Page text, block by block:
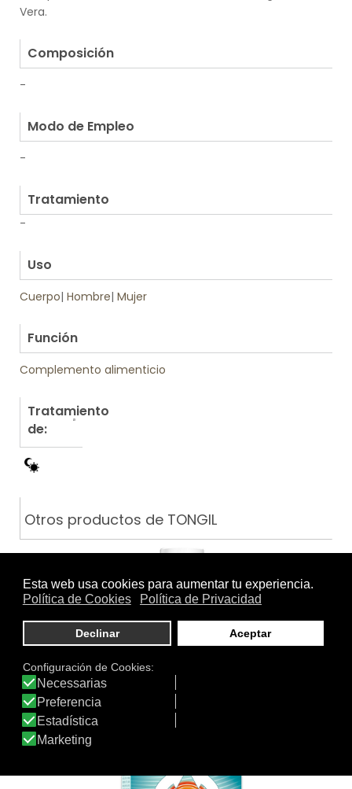
Vera.
Composición
-
Modo de Empleo
-
Tratamiento
-
Uso
Cuerpo| Hombre| Mujer
Función
Complemento alimenticio
Tratamiento
de:
Otros productos de TONGIL
MAGNESIO MARINO